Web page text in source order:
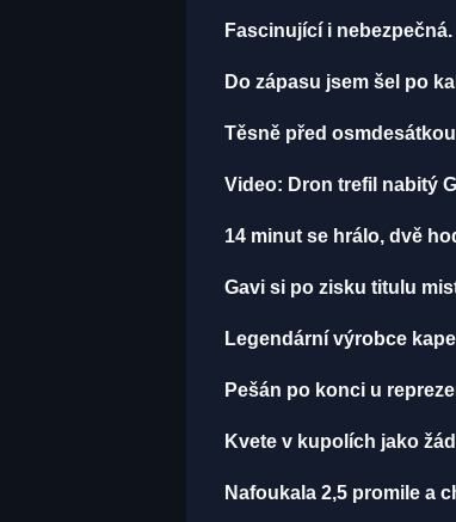
Fascinující i
Do zápasu jsem šel po
Těsně před
Video: Dron trefil nabitý
14 minut se hrálo, dvě
Gavi si po zisku titulu
Legendární výrobce
Pešán po konci u
Kvete v kupolích jako
Nafoukala 2,5 promile a